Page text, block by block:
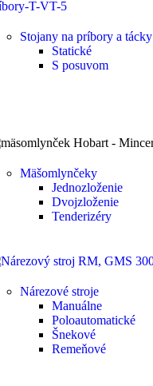
Stojany na príbory a tácky
Statické
S posuvom
Mäšomlynčeky
Jednozloženie
Dvojzloženie
Tenderizéry
Nárezové stroje
Manuálne
Poloautomatické
Šnekové
Remeňové